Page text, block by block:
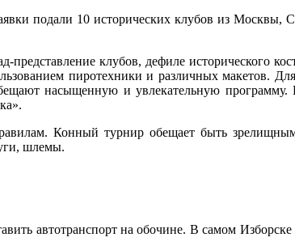
подали 10 исторических клубов из Москвы,
представление клубов, дефиле исторического
пиротехники и различных макетов.
насыщенную и увлекательную программу.
Конный турнир обещает быть
шлемы.
автотранспорт на обочине. В самом Изборске